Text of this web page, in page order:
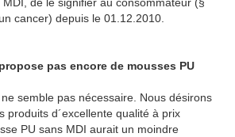
cancer) depuis le 01.12.2010.
pas encore de mousses PU
semble pas nécessaire. Nous désirons
produits d´excellente qualité à prix
PU sans MDI aurait un moindre